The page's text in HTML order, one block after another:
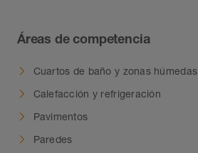
Áreas de competencia
Cuartos de baño y zonas húmedas
Calefacción y refrigeración
Pavimentos
Paredes